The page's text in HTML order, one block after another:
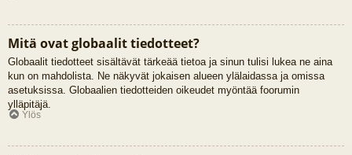
Mitä ovat globaalit tiedotteet?
Globaalit tiedotteet sisältävät tärkeää tietoa ja sinun tulisi lukea ne aina
kun on mahdolista. Ne näkyvät jokaisen alueen ylälaidassa ja omissa
asetuksissa. Globaalien tiedotteiden oikeudet myöntää foorumin
ylläpitäjä.
Ylös